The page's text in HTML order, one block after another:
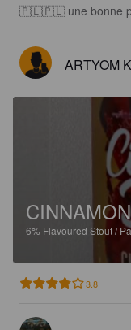
🇵🇱🇵🇱 une bonne
ARTYOM K
6% Flavoured Stout /
3.8